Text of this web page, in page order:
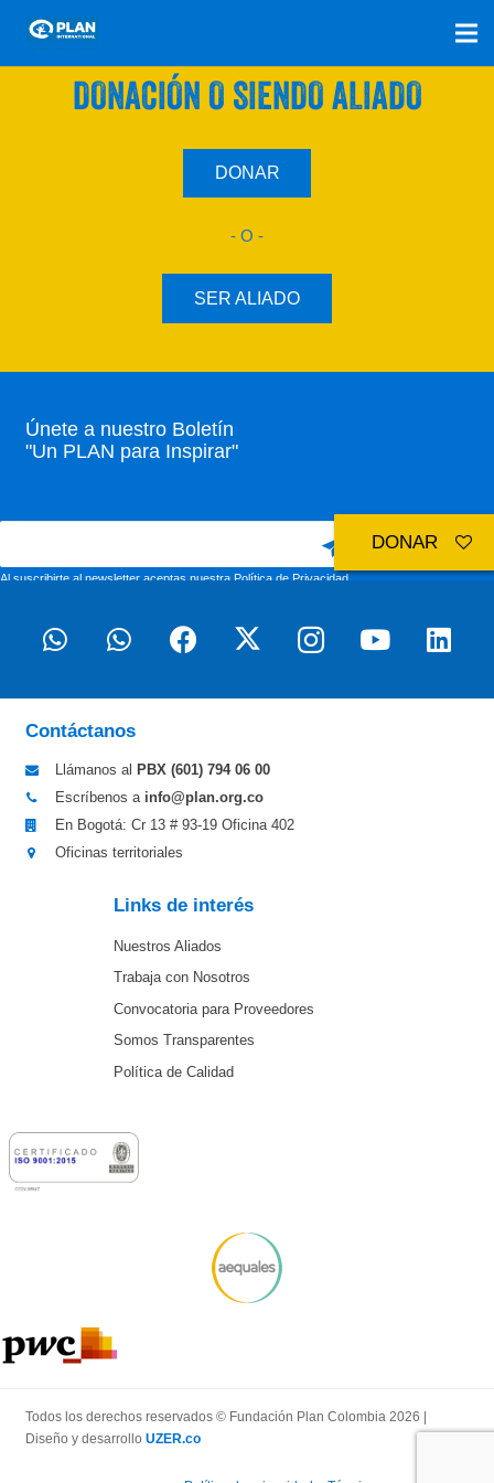
SÚMATE A NUESTRO PLAN CON UNA
DONACIÓN O SIENDO ALIADO
DONAR
- O -
SER ALIADO
Únete a nuestro Boletín
"Un PLAN para Inspirar"
Al suscribirte al newsletter aceptas nuestraPolítica de Privacidad
Contáctanos
Llámanos al PBX (601) 794 06 00
Escríbenos a info@plan.org.co
En Bogotá: Cr 13 # 93-19 Oficina 402
Oficinas territoriales
Links de interés
Nuestros Aliados
Trabaja con Nosotros
Convocatoria para Proveedores
Somos Transparentes
Política de Calidad
Todos los derechos reservados © Fundación Plan Colombia 2026 |
Diseño y desarrollo UZER.co
DONAR